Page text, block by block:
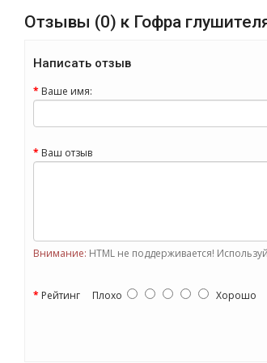
Отзывы (0) к Гофра
Написать отзыв
Ваше имя:
Ваш отзыв
Внимание: HTML не поддерживается!
Рейтинг Плохо Хорошо